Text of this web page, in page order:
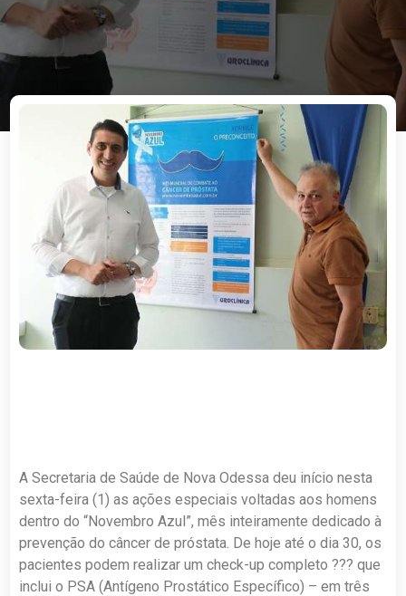
A Secretaria de Saúde de Nova Odessa deu início nesta
sexta-feira (1) as ações especiais voltadas aos homens
dentro do “Novembro Azul”, mês inteiramente dedicado à
prevenção do câncer de próstata. De hoje até o dia 30, os
pacientes podem realizar um check-up completo ??? que
inclui o PSA (Antígeno Prostático Específico) – em três